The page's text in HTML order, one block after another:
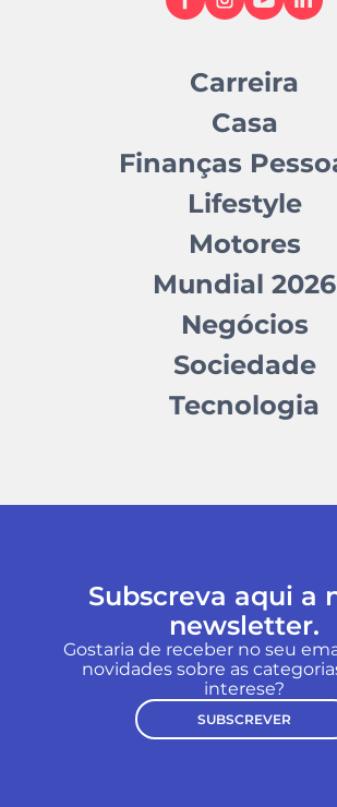
Carreira
Casa
Finanças
Lifestyle
Motores
Mundial 2026
Negócios
Sociedade
Tecnologia
Subscreva aqui a
newsletter.
Gostaria de receber no seu
novidades sobre as
interese?
SUBSCREVER